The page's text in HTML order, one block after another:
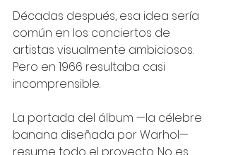
Décadas después, esa idea sería
común en los conciertos de
artistas visualmente ambiciosos.
Pero en 1966 resultaba casi
incomprensible.
La portada del álbum —la célebre
banana diseñada por Warhol—